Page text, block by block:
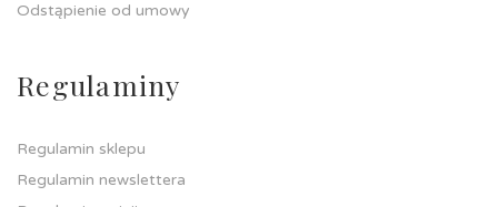
Odstąpienie od umowy
Regulaminy
Regulamin sklepu
Regulamin newslettera